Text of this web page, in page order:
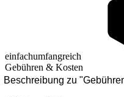
einfachumfangreich
Gebühren & Kosten
Beschreibung zu